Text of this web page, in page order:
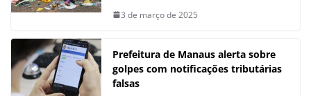
3 de março de 2025
Prefeitura de Manaus alerta sobre
golpes com notificações tributárias
falsas